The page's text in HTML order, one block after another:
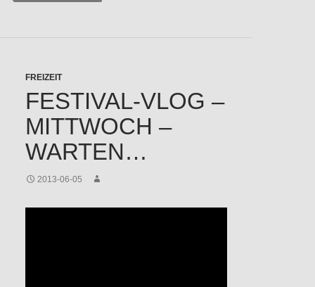
FREIZEIT
FESTIVAL-VLOG –
MITTWOCH –
WARTEN…
2013-06-05